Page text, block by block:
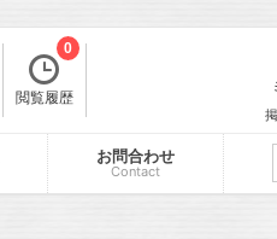
閲覧履歴
0
お問合わせ
Contact